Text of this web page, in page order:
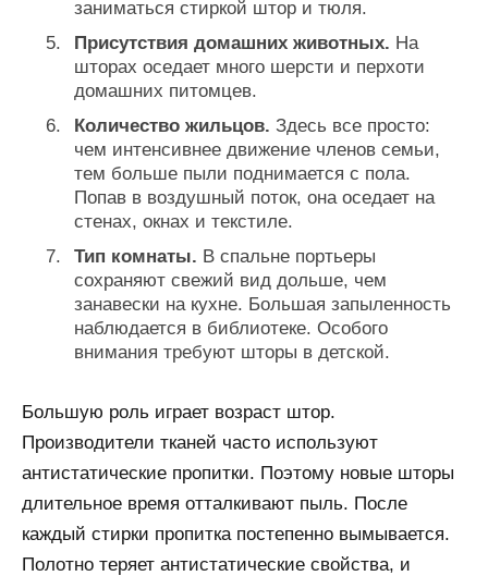
заниматься стиркой штор и тюля.
Присутствия домашних животных. На
шторах оседает много шерсти и перхоти
домашних питомцев.
Количество жильцов. Здесь все просто:
чем интенсивнее движение членов семьи,
тем больше пыли поднимается с пола.
Попав в воздушный поток, она оседает на
стенах, окнах и текстиле.
Тип комнаты. В спальне портьеры
сохраняют свежий вид дольше, чем
занавески на кухне. Большая запыленность
наблюдается в библиотеке. Особого
внимания требуют шторы в детской.
Большую роль играет возраст штор.
Производители тканей часто используют
антистатические пропитки. Поэтому новые шторы
длительное время отталкивают пыль. После
каждый стирки пропитка постепенно вымывается.
Полотно теряет антистатические свойства, и